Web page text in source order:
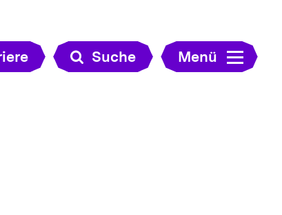
Suche Menü